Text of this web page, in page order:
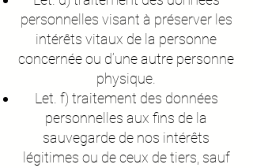
personnelles visant à préserver les
intérêts vitaux de la personne
concernée ou d’une autre personne
physique.
Let. f) traitement des données
personnelles aux fins de la
sauvegarde de nos intérêts
légitimes ou de ceux de tiers, sauf